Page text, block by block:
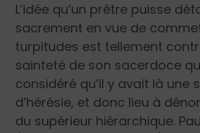
L’idée qu’un prêtre puisse
sacrement en vue de
turpitudes est tellement
sainteté de son sacerdoce
considéré qu’il y avait là une
d’hérésie, et donc lieu à
du supérieur hiérarchique.